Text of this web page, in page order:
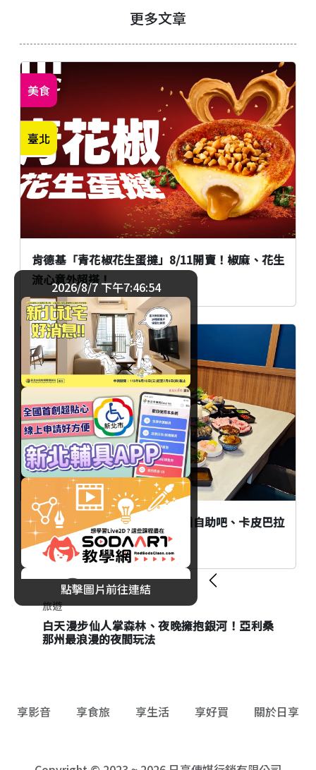
更多文章
肯德基「青花椒花生蛋撻」8/11開賣！椒麻、花生
流心意外超搭！
美食
臺北
新莊「井賀鍋物」新開幕！40種自助吧、卡皮巴拉
奶香鍋登場！
美食
臺北
旅遊
白天漫步仙人掌森林、夜晚擁抱銀河！亞利桑
那州最浪漫的夜間玩法
旅遊
東京大人暑休提案！品川劇場、景觀飯店與日
本酒冰淇淋一次收藏
2026/8/7 下午7:46:55
點擊圖片前往連結
享影音 享食旅 享生活 享好買 關於日享